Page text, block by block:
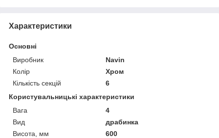
Характеристики
Основні
Виробник
Navin
Колір
Хром
Кількість секцій
6
Користувальницькі характеристики
Вага
4
Вид
драбинка
Висота, мм
600